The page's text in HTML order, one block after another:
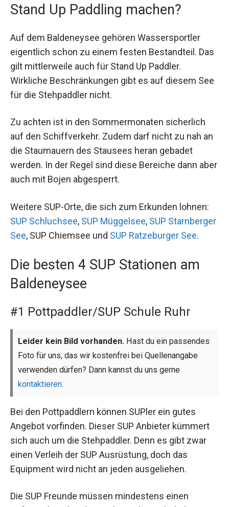
Stand Up Paddling machen?
Auf dem Baldeneysee gehören Wassersportler
eigentlich schon zu einem festen Bestandteil. Das
gilt mittlerweile auch für Stand Up Paddler.
Wirkliche Beschränkungen gibt es auf diesem See
für die Stehpaddler nicht.
Zu achten ist in den Sommermonaten sicherlich
auf den Schiffverkehr. Zudem darf nicht zu nah an
die Staumauern des Stausees heran gebadet
werden. In der Regel sind diese Bereiche dann aber
auch mit Bojen abgesperrt.
Weitere SUP-Orte, die sich zum Erkunden lohnen:
SUP Schluchsee, SUP Müggelsee, SUP Starnberger
See, SUP Chiemsee und SUP Ratzeburger See.
Die besten 4 SUP Stationen am
Baldeneysee
#1 Pottpaddler/SUP Schule Ruhr
Leider kein Bild vorhanden. Hast du ein passendes
Foto für uns, das wir kostenfrei bei Quellenangabe
verwenden dürfen? Dann kannst du uns gerne
kontaktieren.
Bei den Pottpaddlern können SUPler ein gutes
Angebot vorfinden. Dieser SUP Anbieter kümmert
sich auch um die Stehpaddler. Denn es gibt zwar
einen Verleih der SUP Ausrüstung, doch das
Equipment wird nicht an jeden ausgeliehen.
Die SUP Freunde müssen mindestens einen